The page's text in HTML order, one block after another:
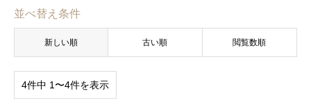
並べ替え条件
新しい順 古い順 閲覧数順
4件中 1〜4件を表示